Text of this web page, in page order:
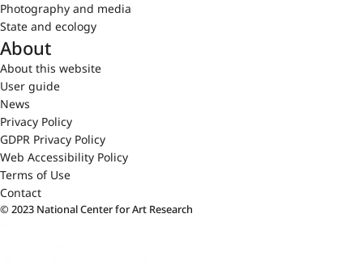
Photography and media
State and ecology
About
About this website
User guide
News
Privacy Policy
GDPR Privacy Policy
Web Accessibility Policy
Terms of Use
Contact
© 2023 National Center for Art Research